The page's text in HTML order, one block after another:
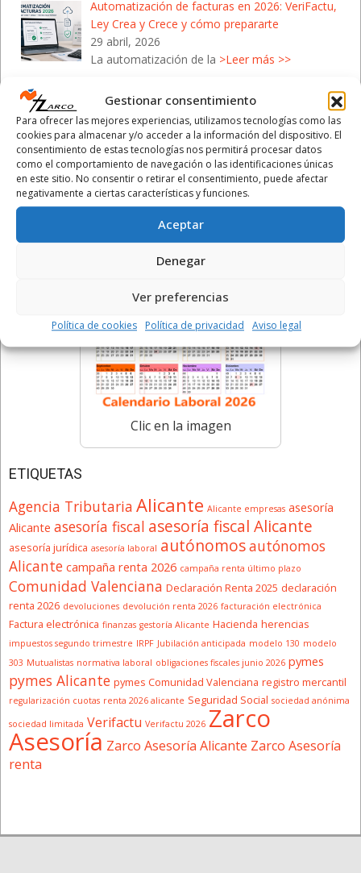
Gestionar consentimiento
Para ofrecer las mejores experiencias, utilizamos tecnologías como las
cookies para almacenar y/o acceder a la información del dispositivo. El
consentimiento de estas tecnologías nos permitirá procesar datos
como el comportamiento de navegación o las identificaciones únicas
en este sitio. No consentir o retirar el consentimiento, puede afectar
negativamente a ciertas características y funciones.
Aceptar
Denegar
Ver preferencias
Política de cookies Política de privacidad Aviso legal
Automatización de facturas en 2026: VeriFactu,
Ley Crea y Crece y cómo prepararte
29 abril, 2026
La automatización de la >Leer más >>
Campaña de la Renta 2026: Cómo protegerte de
las estafas de Hacienda
28 abril, 2026
Con el inicio de la Campaña de la>Leer más >>
- Comunidad Valenciana
Clic en la imagen
ETIQUETAS
Agencia Tributaria Alicante Alicante empresas asesoría
Alicante asesoría fiscal asesoría fiscal Alicante
asesoría jurídica asesoría laboral autónomosautónomos
Alicante campaña renta 2026 campaña renta último plazo
Comunidad Valenciana Declaración Renta 2025 declaración
renta 2026 devoluciones devolución renta 2026 facturación electrónica
Factura electrónica finanzas gestoría Alicante Hacienda herencias
impuestos segundo trimestre IRPF Jubilación anticipada modelo 130 modelo
303 Mutualistas normativa laboral obligaciones fiscales junio 2026 pymes
pymes Alicante pymes Comunidad Valenciana registro mercantil
regularización cuotas renta 2026 alicante Seguridad Social sociedad anónima
sociedad limitada Verifactu Verifactu 2026 Zarco
Asesoría Zarco Asesoría Alicante Zarco Asesoría
renta